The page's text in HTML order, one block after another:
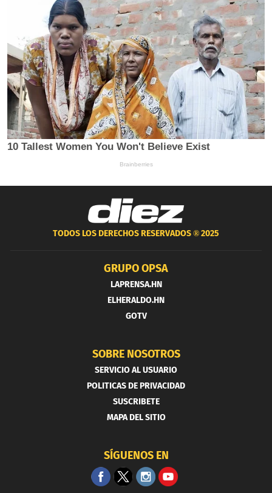
TODOS LOS DERECHOS RESERVADOS ®2025
GRUPO OPSA
LAPRENSA.HN
ELHERALDO.HN
GOTV
SOBRE NOSOTROS
SERVICIO AL USUARIO
POLITICAS DE PRIVACIDAD
SUSCRIBETE
MAPA DEL SITIO
SÍGUENOS EN